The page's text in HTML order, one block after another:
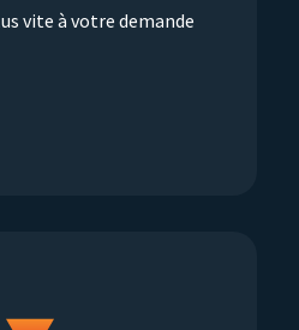
vite à votre demande